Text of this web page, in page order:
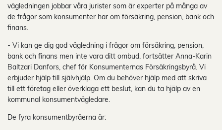
vägledningen jobbar våra jurister som är experter på många av
de frågor som konsumenter har om försäkring, pension, bank och
finans.
- Vi kan ge dig god vägledning i frågor om försäkring, pension,
bank och finans men inte vara ditt ombud, fortsätter Anna-Karin
Baltzari Danfors, chef för Konsumenternas Försäkringsbyrå. Vi
erbjuder hjälp till självhjälp. Om du behöver hjälp med att skriva
till ett företag eller överklaga ett beslut, kan du ta hjälp av en
kommunal konsumentvägledare.
De fyra konsumentbyråerna är: